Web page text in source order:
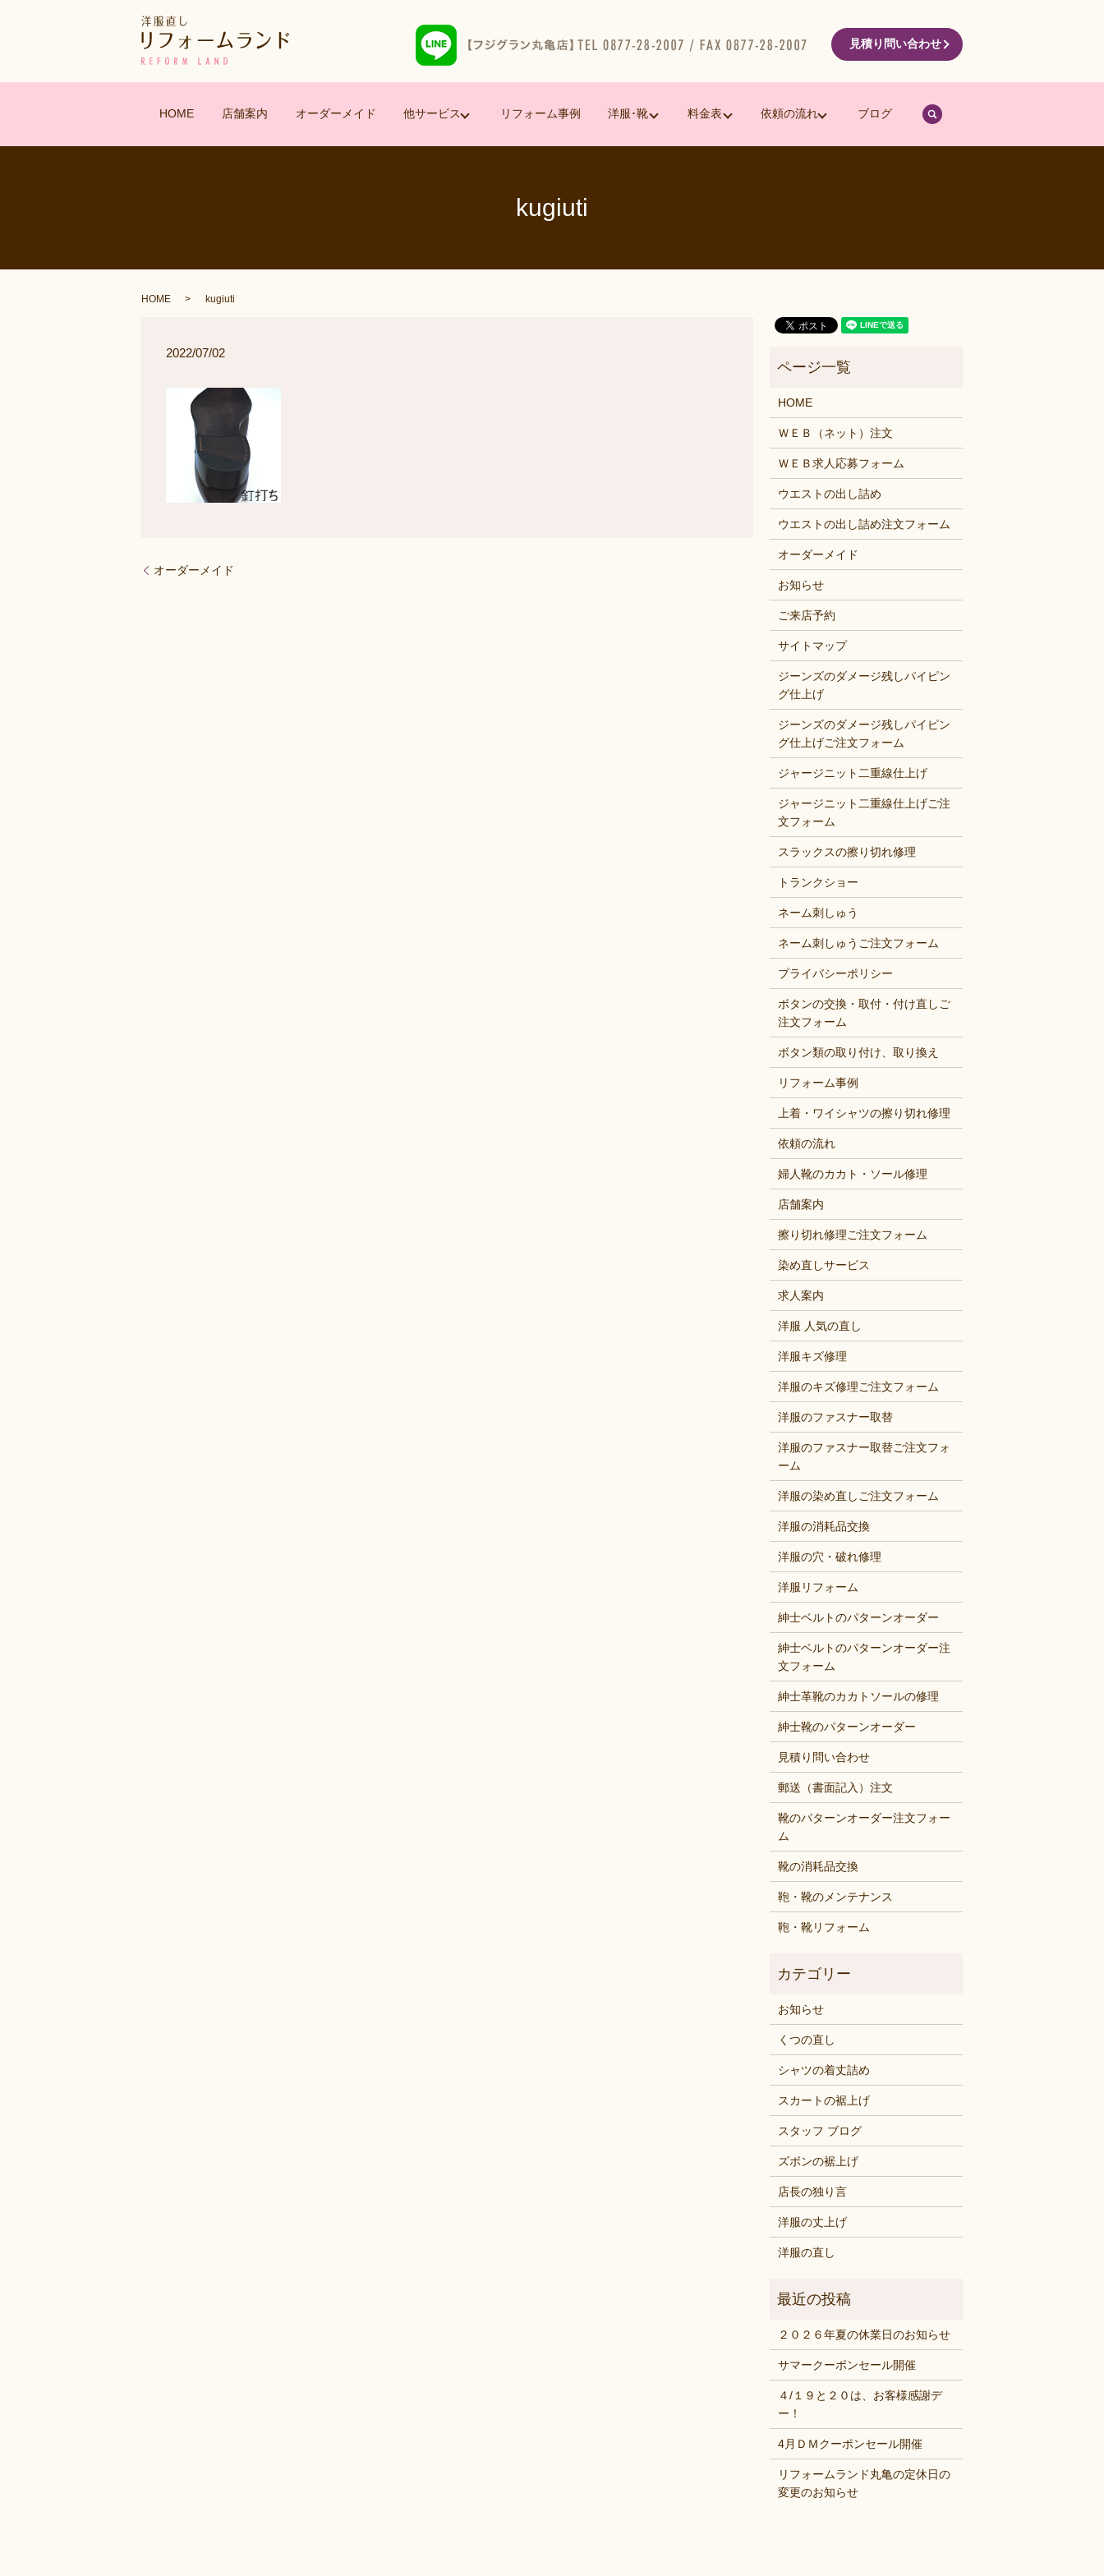
見積り問い合わせ
HOME 店舗案内 オーダーメイド 他サービス リフォーム事例 洋服･靴 料金表 依頼の流れ ブログ
kugiuti
HOME kugiuti
2022/07/02
オーダーメイド
HOME
ＷＥＢ（ネット）注文
ＷＥＢ求人応募フォーム
ウエストの出し詰め
ウエストの出し詰め注文フォーム
オーダーメイド
お知らせ
ご来店予約
サイトマップ
ジーンズのダメージ残しパイピン
グ仕上げ
ジーンズのダメージ残しパイピン
グ仕上げご注文フォーム
ジャージニット二重線仕上げ
ジャージニット二重線仕上げご注
文フォーム
スラックスの擦り切れ修理
トランクショー
ネーム刺しゅう
ネーム刺しゅうご注文フォーム
プライバシーポリシー
ボタンの交換・取付・付け直しご
注文フォーム
ボタン類の取り付け、取り換え
リフォーム事例
上着・ワイシャツの擦り切れ修理
依頼の流れ
婦人靴のカカト・ソール修理
店舗案内
擦り切れ修理ご注文フォーム
染め直しサービス
求人案内
洋服 人気の直し
洋服キズ修理
洋服のキズ修理ご注文フォーム
洋服のファスナー取替
洋服のファスナー取替ご注文フォ
ーム
洋服の染め直しご注文フォーム
洋服の消耗品交換
洋服の穴・破れ修理
洋服リフォーム
紳士ベルトのパターンオーダー
紳士ベルトのパターンオーダー注
文フォーム
紳士革靴のカカトソールの修理
紳士靴のパターンオーダー
見積り問い合わせ
郵送（書面記入）注文
靴のパターンオーダー注文フォー
ム
靴の消耗品交換
鞄・靴のメンテナンス
鞄・靴リフォーム
お知らせ
くつの直し
シャツの着丈詰め
スカートの裾上げ
スタッフ ブログ
ズボンの裾上げ
店長の独り言
洋服の丈上げ
洋服の直し
２０２６年夏の休業日のお知らせ
サマークーポンセール開催
４/１９と２０は、お客様感謝デ
ー！
4月ＤＭクーポンセール開催
リフォームランド丸亀の定休日の
変更のお知らせ